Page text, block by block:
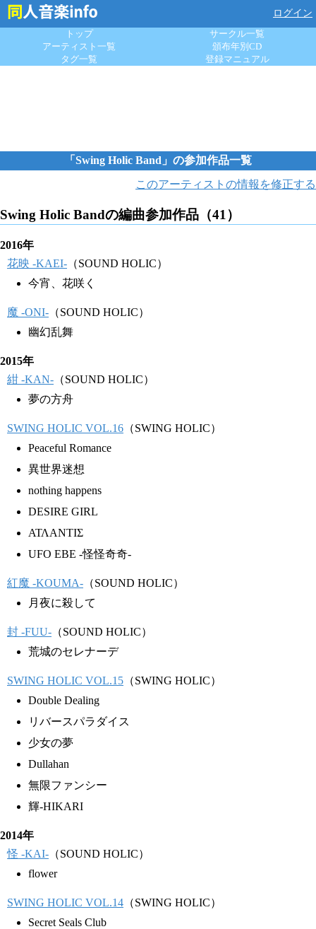
ログイン
トップ
サークル一覧
アーティスト一覧
頒布年別CD
タグ一覧
登録マニュアル
「Swing Holic Band」の参加作品一覧
このアーティストの情報を修正する
Swing Holic Bandの編曲参加作品（41）
2016年
花映 -KAEI- （SOUND HOLIC）
今宵、花咲く
魔 -ONI- （SOUND HOLIC）
幽幻乱舞
2015年
紺 -KAN- （SOUND HOLIC）
夢の方舟
SWING HOLIC VOL.16 （SWING HOLIC）
Peaceful Romance
異世界迷想
nothing happens
DESIRE GIRL
ΑΤΛΑΝΤΙΣ
UFO EBE -怪怪奇奇-
紅魔 -KOUMA- （SOUND HOLIC）
月夜に殺して
封 -FUU- （SOUND HOLIC）
荒城のセレナーデ
SWING HOLIC VOL.15 （SWING HOLIC）
Double Dealing
リバースパラダイス
少女の夢
Dullahan
無限ファンシー
輝-HIKARI
2014年
怪 -KAI- （SOUND HOLIC）
flower
SWING HOLIC VOL.14 （SWING HOLIC）
Secret Seals Club